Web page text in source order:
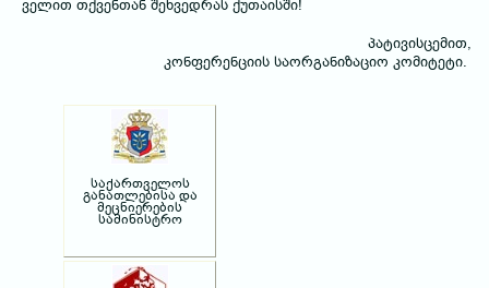
ველით თქვენთან შეხვედრას ქუთაისში!
პატივისცემით,
კონფერენციის საორგანიზაციო კომიტეტი.
საქართველოს
განათლებისა და
მეცნიერების
სამინისტრო